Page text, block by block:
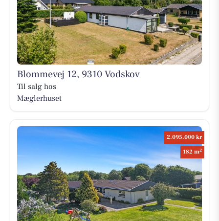
Blommevej 12, 9310 Vodskov
Til salg hos
Mæglerhuset
2.095.000 kr
182 m2